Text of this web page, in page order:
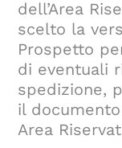
dell’Area
scelto la
Prospetto
di eventuali
spedizione,
il
Area